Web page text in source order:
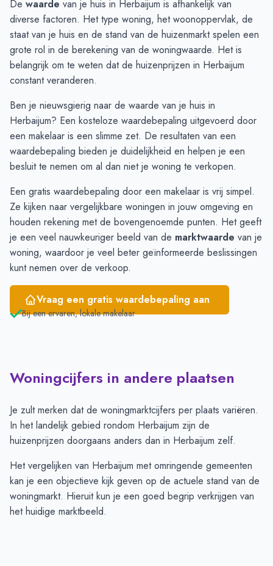
September € 748.750
€ 315.000
Oktober
€ 748.750
€ 315.000
November
€ 1.200.000
€ 315.000
December
€ 849.500
-
Januari
€ 849.500
Maart
-
-
April
-
Mei
€ 995.000
-
Juni
€ 995.000 -
De waarde van je huis in Herbaijum is afhankelijk van
diverse factoren. Het type woning, het woonoppervlak, de
staat van je huis en de stand van de huizenmarkt spelen een
grote rol in de berekening van de woningwaarde. Het is
belangrijk om te weten dat de huizenprijzen in Herbaijum
constant veranderen.
Ben je nieuwsgierig naar de waarde van je huis in
Herbaijum? Een kosteloze waardebepaling uitgevoerd door
een makelaar is een slimme zet. De resultaten van een
waardebepaling bieden je duidelijkheid en helpen je een
besluit te nemen om al dan niet je woning te verkopen.
Een gratis waardebepaling door een makelaar is vrij simpel.
Ze kijken naar vergelijkbare woningen in jouw omgeving en
houden rekening met de bovengenoemde punten. Het geeft
je een veel nauwkeuriger beeld van de marktwaarde van je
woning, waardoor je veel beter geïnformeerde beslissingen
kunt nemen over de verkoop.
Vraag een gratis waardebepaling aan
Bij een ervaren, lokale makelaar
Woningcijfers in andere plaatsen
Je zult merken dat de woningmarktcijfers per plaats variëren.
In het landelijk gebied rondom Herbaijum zijn de
huizenprijzen doorgaans anders dan in Herbaijum zelf.
Het vergelijken van Herbaijum met omringende gemeenten
kan je een objectieve kijk geven op de actuele stand van de
woningmarkt. Hieruit kun je een goed begrip verkrijgen van
het huidige marktbeeld.